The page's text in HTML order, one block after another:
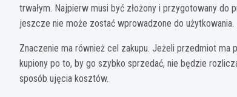
trwałym. Najpierw musi być złożony i przygotowany
jeszcze nie może zostać wprowadzone do użytkowania.
Znaczenie ma również cel zakupu. Jeżeli przedmiot ma
kupiony po to, by go szybko sprzedać, nie będzie
sposób ujęcia kosztów.